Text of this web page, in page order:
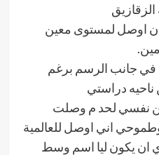
اوصل لمستوى معين
في جانب الرسم برغم
ناحيه دراستي
نفسي لحد م وصلت
اني اوصل للعالمية
ان يكون ليا اسم وسط